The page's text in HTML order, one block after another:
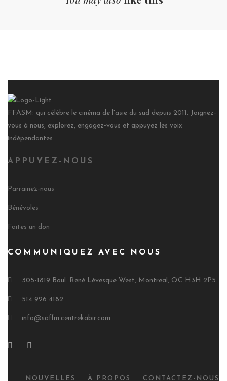
FFASM: qui célèbre le cinéma de l'asie du sud depuis 2011. Joignez-
vous à nous, explorez, engagez-vous et appuyez les voix
indépendantes.
APPUYEZ-NOUS
Parrainez-nous
Bénévoles
Faites un don
COMMUNIQUEZ AVEC NOUS
305-1819 Boul. René Lévesque West, Montreal, QC H3H 2P5.
514 926 4182
info@saffm.centrekabir.com
NOUVELLES À PROPOS CONTACTEZ-NOUS